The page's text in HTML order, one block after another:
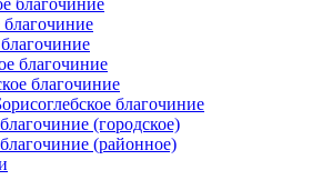
благочиние
благочиние
благочиние
благочиние
(городское)
(районное)